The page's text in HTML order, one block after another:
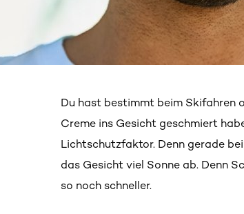
Du hast bestimmt beim Skifahren
Creme ins Gesicht geschmiert
Lichtschutzfaktor. Denn gerade
das Gesicht viel Sonne ab. Denn
so noch schneller.